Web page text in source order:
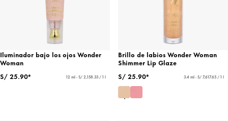
Iluminador bajo los ojos Wonder
Woman
S/ 25.90*
12 ml - S/ 2,158.33 / 1 l
Brillo de labios Wonder Woman
Shimmer Lip Glaze
S/ 25.90*
3.4 ml - S/ 7,617.65 / 1 l